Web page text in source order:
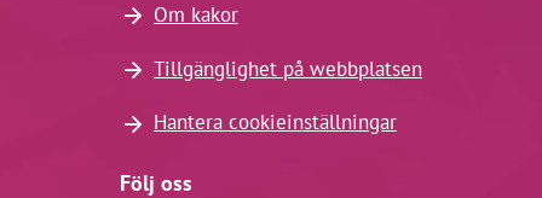
Om kakor
Tillgänglighet på webbplatsen
Hantera cookieinställningar
Följ oss